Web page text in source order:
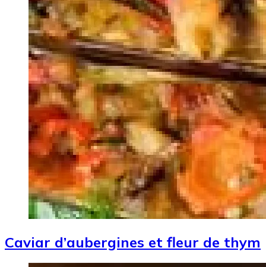
Caviar d’aubergines et fleur de thym